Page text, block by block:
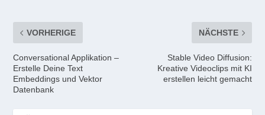
VORHERIGE
Conversational Applikation –
Erstelle Deine Text
Embeddings und Vektor
Datenbank
NÄCHSTE
Stable Video Diffusion:
Kreative Videoclips mit KI
erstellen leicht gemacht